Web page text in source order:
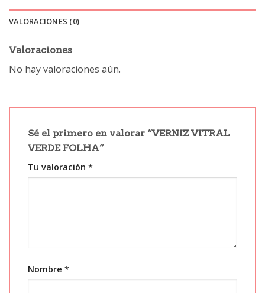
VALORACIONES (0)
Valoraciones
No hay valoraciones aún.
Sé el primero en valorar “VERNIZ VITRAL
VERDE FOLHA”
Tu valoración *
Nombre *